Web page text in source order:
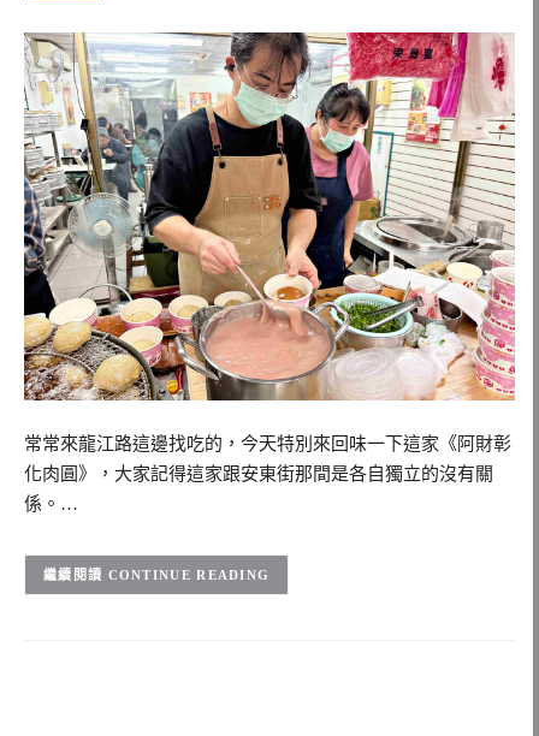
常常來龍江路這邊找吃的，今天特別來回味一下這家《阿財彰
化肉圓》，大家記得這家跟安東街那間是各自獨立的沒有關
係。…
CONTINUE READING